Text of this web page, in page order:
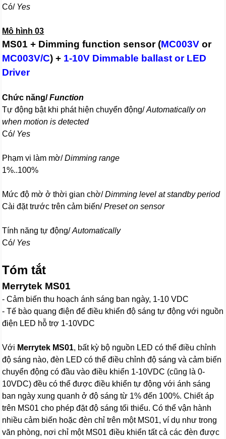
Có/ Yes
Mô hình 03
MS01 + Dimming function sensor (MC003V or
MC003V/C) + 1-10V Dimmable ballast or LED
Driver
Chức năng/Function
Tự động bật khi phát hiện chuyển động/Automatically on
when motion is detected
Có/ Yes
Phạm vi làm mờ/Dimming range
1%..100%
Mức độ mờ ở thời gian chờ/Dimming level at standby period
Cài đặt trước trên cảm biến/Preset on sensor
Tính năng tự động/Automatically
Có/ Yes
Tóm tắt
Merrytek MS01
- Cảm biến thu hoạch ánh sáng ban ngày, 1-10 VDC
- Tế bào quang điện để điều khiển độ sáng tự động với nguồn
điện LED hỗ trợ 1-10VDC
Với Merrytek MS01, bất kỳ bộ nguồn LED có thể điều chỉnh
độ sáng nào, đèn LED có thể điều chỉnh độ sáng và cảm biến
chuyển động có đầu vào điều khiển 1-10VDC (cũng là 0-
10VDC) đều có thể được điều khiển tự động với ánh sáng
ban ngày xung quanh ở độ sáng từ 1% đến 100%. Chiết áp
trên MS01 cho phép đặt độ sáng tối thiểu. Có thể vận hành
nhiều cảm biến hoặc đèn chỉ trên một MS01, ví dụ như trong
văn phòng, nơi chỉ một MS01 điều khiển tất cả các đèn được